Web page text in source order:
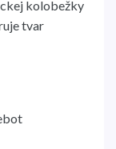
kolobežky
tvar